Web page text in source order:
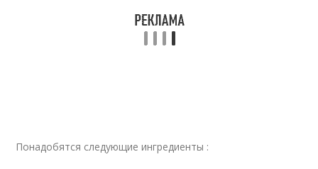
Понадобятся следующие ингредиенты :